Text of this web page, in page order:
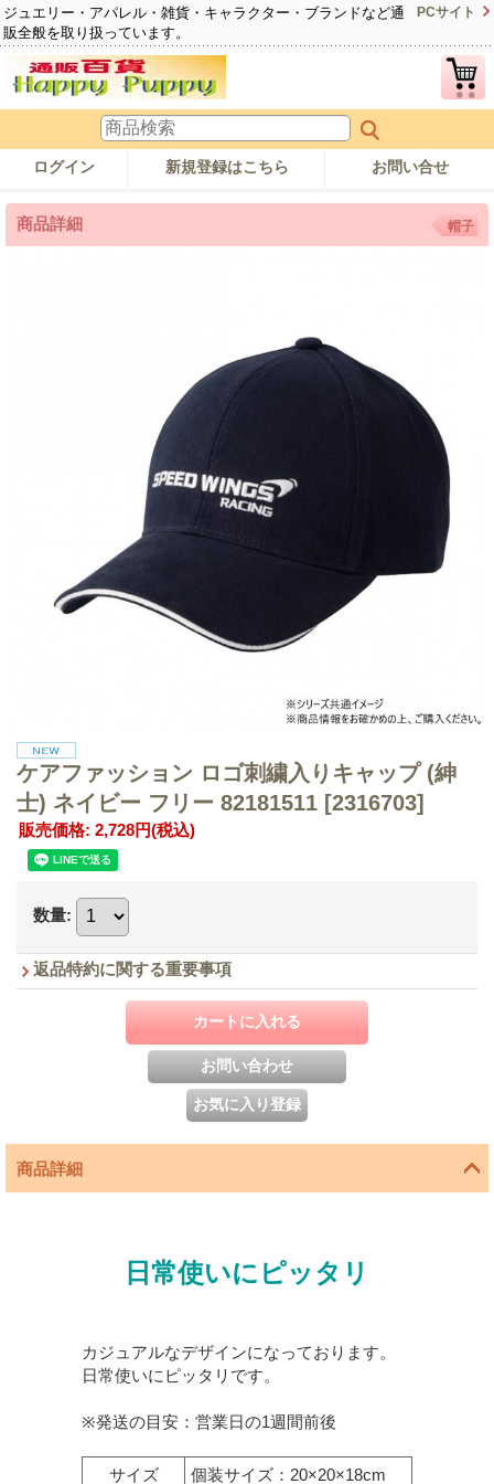
ジュエリー・アパレル・雑貨・キャラクター・ブランドなど通
販全般を取り扱っています。
PCサイト
ログイン 新規登録はこちら お問い合せ
商品詳細 帽子
ケアファッション ロゴ刺繍入りキャップ (紳
士) ネイビー フリー 82181511 [2316703]
販売価格: 2,728円(税込)
数量:
返品特約に関する重要事項
商品詳細
日常使いにピッタリ
カジュアルなデザインになっております。
日常使いにピッタリです。
※発送の目安：営業日の1週間前後
サイズ 個装サイズ：20×20×18cm